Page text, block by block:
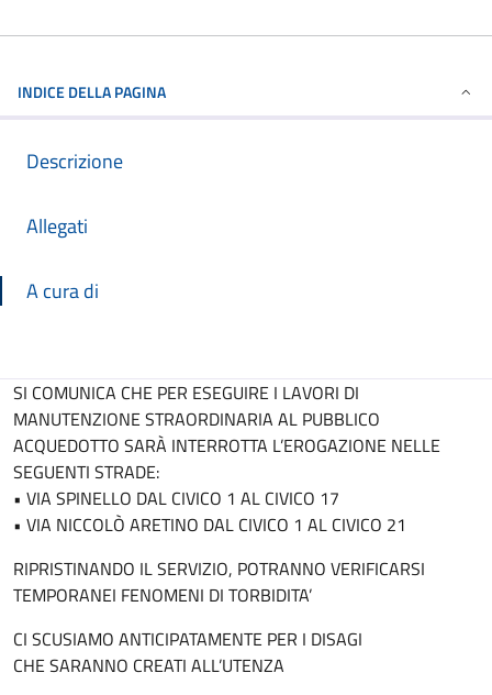
INDICE DELLA PAGINA
Descrizione
Allegati
A cura di
Descrizione
SI COMUNICA CHE PER ESEGUIRE I LAVORI DI
MANUTENZIONE STRAORDINARIA AL PUBBLICO
ACQUEDOTTO SARÀ INTERROTTA L’EROGAZIONE NELLE
SEGUENTI STRADE:
• VIA SPINELLO DAL CIVICO 1 AL CIVICO 17
• VIA NICCOLÒ ARETINO DAL CIVICO 1 AL CIVICO 21
RIPRISTINANDO IL SERVIZIO, POTRANNO VERIFICARSI
TEMPORANEI FENOMENI DI TORBIDITA’
CI SCUSIAMO ANTICIPATAMENTE PER I DISAGI
CHE SARANNO CREATI ALL’UTENZA